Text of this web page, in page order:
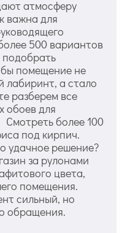
атмосферу
важна для
500 вариантов
помещение не
лабиринт, а стало
разберем все
обоев для
более 100
под кирпич.
удачное решение?
за рулонами
цвета,
помещения.
сильный, но
обращения.